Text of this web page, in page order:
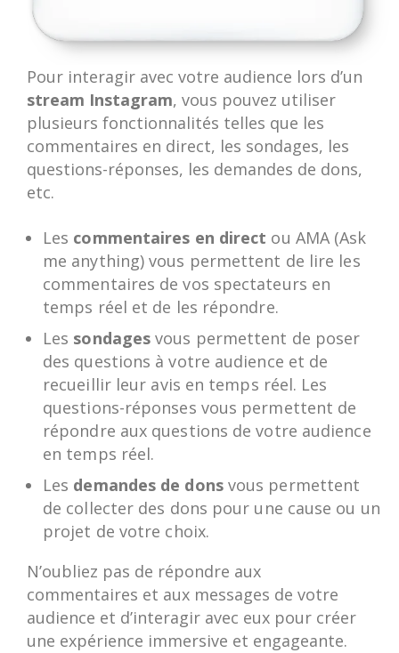
Pour interagir avec votre audience lors d’un
stream Instagram, vous pouvez utiliser
plusieurs fonctionnalités telles que les
commentaires en direct, les sondages, les
questions-réponses, les demandes de dons,
etc.
Les commentaires en direct ou AMA (Ask
me anything) vous permettent de lire les
commentaires de vos spectateurs en
temps réel et de les répondre.
Les sondages vous permettent de poser
des questions à votre audience et de
recueillir leur avis en temps réel. Les
questions-réponses vous permettent de
répondre aux questions de votre audience
en temps réel.
Les demandes de donsvous permettent
de collecter des dons pour une cause ou un
projet de votre choix.
N’oubliez pas de répondre aux
commentaires et aux messages de votre
audience et d’interagir avec eux pour créer
une expérience immersive et engageante.